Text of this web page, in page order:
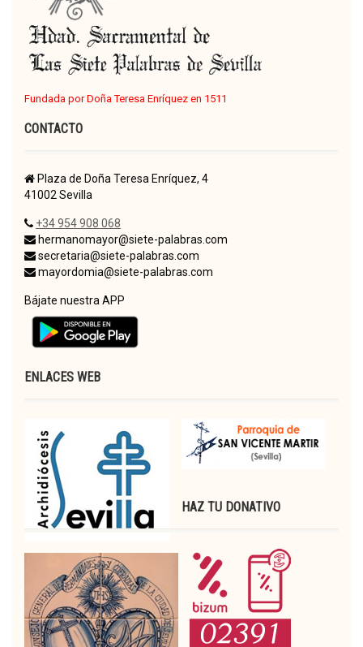
Fundada por Doña Teresa Enríquez en 1511
CONTACTO
Plaza de Doña Teresa Enríquez, 4
41002 Sevilla
+34 954 908 068
hermanomayor@siete-palabras.com
secretaria@siete-palabras.com
mayordomia@siete-palabras.com
Bájate nuestra APP
ENLACES WEB
HAZ TU DONATIVO